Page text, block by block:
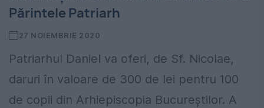
Părintele Patriarh
27 NOIEMBRIE 2020
Patriarhul Daniel va oferi, de Sf. Nicolae,
daruri în valoare de 300 de lei pentru 100
de copii din Arhiepiscopia Bucureştilor. A